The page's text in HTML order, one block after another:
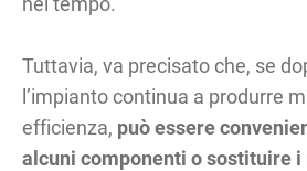
Tuttavia, va precisato che, se
l’impianto continua a produrre
efficienza, può essere
alcuni componenti o sostituire i